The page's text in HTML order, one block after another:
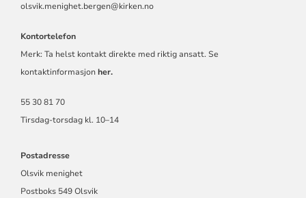
olsvik.menighet.bergen@kirken.no
Kontortelefon
Merk: Ta helst kontakt direkte med riktig ansatt. Se
kontaktinformasjonher.
55 30 81 70
Tirsdag-torsdag kl. 10–14
Postadresse
Olsvik menighet
Postboks 549 Olsvik